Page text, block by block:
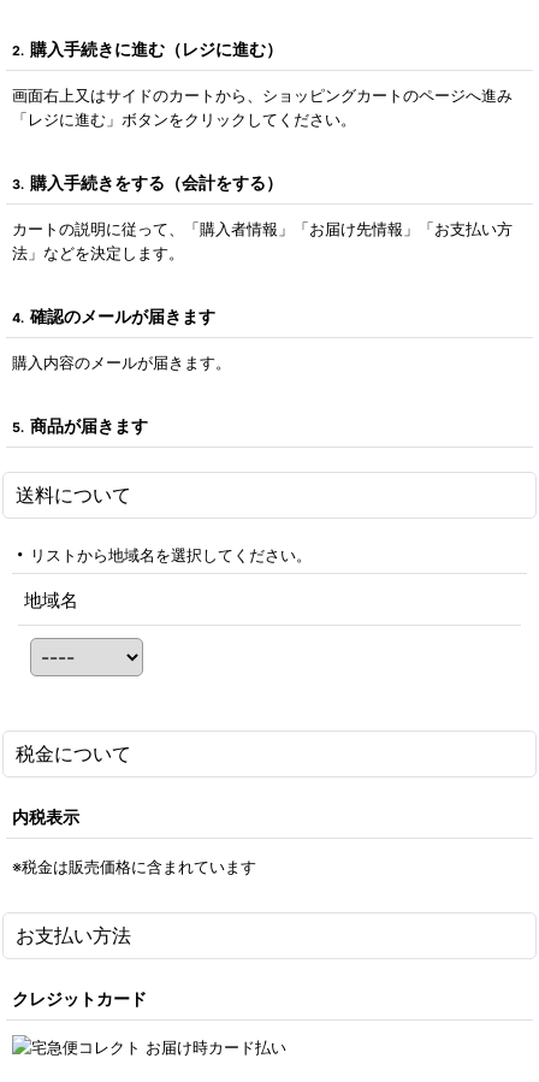
2. 購入手続きに進む（レジに進む）
画面右上又はサイドのカートから、ショッピングカートのページへ進み
「レジに進む」ボタンをクリックしてください。
3. 購入手続きをする（会計をする）
カートの説明に従って、「購入者情報」「お届け先情報」「お支払い方
法」などを決定します。
4. 確認のメールが届きます
購入内容のメールが届きます。
5. 商品が届きます
送料について
リストから地域名を選択してください。
地域名
税金について
内税表示
※税金は販売価格に含まれています
お支払い方法
クレジットカード